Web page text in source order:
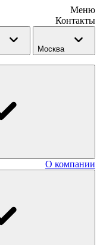
Меню
Контакты
Москва
О компании